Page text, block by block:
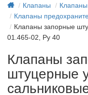
Клапаны
Клапаны
Клапаны запорные
01.465-02, Ру 40
Клапаны
штуцерные